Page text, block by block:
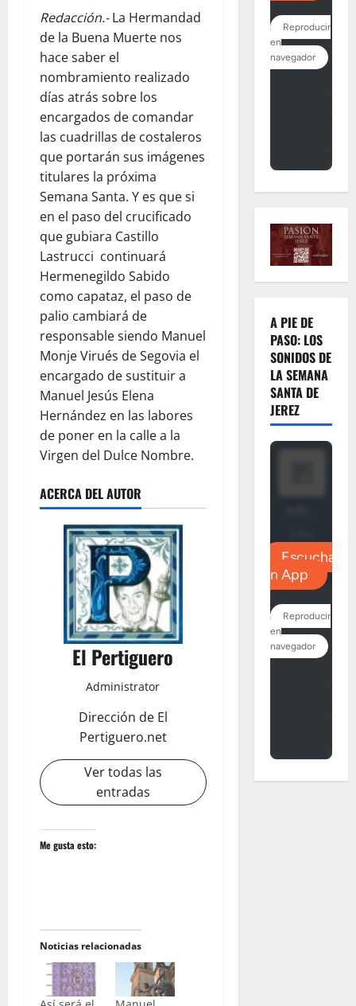
Redacción.-La Hermandad
de la Buena Muerte nos
hace saber el
nombramiento realizado
días atrás sobre los
encargados de comandar
las cuadrillas de costaleros
que portarán sus imágenes
titulares la próxima
Semana Santa. Y es que si
en el paso del crucificado
que gubiara Castillo
Lastrucci continuará
Hermenegildo Sabido
como capataz, el paso de
palio cambiará de
responsable siendo Manuel
Monje Virués de Segovia el
encargado de sustituir a
Manuel Jesús Elena
Hernández en las labores
de poner en la calle a la
Virgen del Dulce Nombre.
ACERCA DEL AUTOR
El Pertiguero
Administrator
Dirección de El
Pertiguero.net
Ver todas las
entradas
Me gusta esto:
Noticias relacionadas
A PIE DE
PASO: LOS
SONIDOS DE
LA SEMANA
SANTA DE
JEREZ